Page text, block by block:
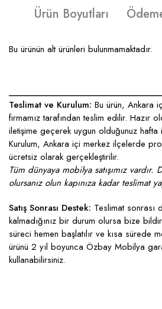
Ürün Boyutları
Bu ürünün alt ürünleri bulunmamaktadır.
Teslimat ve Kurulum: Bu ürün, Ankara
firmamız tarafından teslim edilir. Hazır
iletişime geçerek uygun olduğunuz hafta
Kurulum, Ankara içi merkez ilçelerde
ücretsiz olarak gerçekleştirilir.
Tüm dünyaya mobilya satışımız vardır.
olursanız olun kapınıza kadar teslimat
Satış Sonrası Destek: Teslimat sonrası
kalmadığınız bir durum olursa bize
süreci hemen başlatılır ve kısa sürede
ürünü 2 yıl boyunca Özbay Mobilya
kullanabilirsiniz.